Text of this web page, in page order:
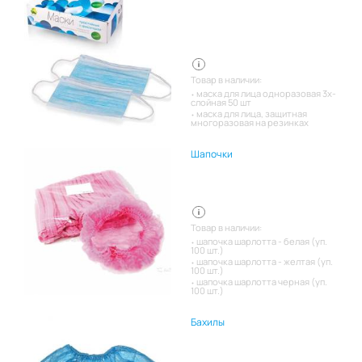
Товар в наличии:
маска для лица одноразовая 3х-
слойная 50 шт
маска для лица, защитная
многоразовая на резинках
Шапочки
Товар в наличии:
шапочка шарлотта - белая (уп.
100 шт.)
шапочка шарлотта - желтая (уп.
100 шт.)
шапочка шарлотта черная (уп.
100 шт.)
Бахилы